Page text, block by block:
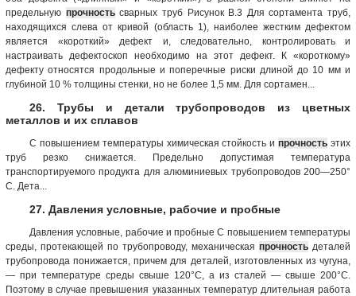
предельную прочностьсварных труб Рисунок В.3 Для сортамента труб,
находящихся слева от кривой (область 1), наиболее жестким дефектом
является «короткий» дефект и, следовательно, контролировать и
настраивать дефектоскоп необходимо на этот дефект. К «короткому»
дефекту относятся продольные и поперечные риски длиной до 10 мм и
глубиной 10 % толщины стенки, но не более 1,5 мм. Для сортамен...
26. Трубы и детали трубопроводов из цветных
металлов и их сплавов
С повышением температуры химическая стойкость ипрочность этих
труб резко снижается. Предельно допустимая температура
транспортируемого продукта для алюминиевых трубопроводов 200—250°
С. Дета...
27. Давления условные, рабочие и пробные
Давления условные, рабочие и пробные С повышением температуры
среды, протекающей по трубопроводу, механическая прочность деталей
трубопровода понижается, причем для деталей, изготовленных из чугуна,
— при температуре среды свыше 120°С, а из сталей — свыше 200°С.
Поэтому в случае превышения указанных температур длительная работа